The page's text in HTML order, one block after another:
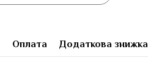
Оплата Додаткова знижка